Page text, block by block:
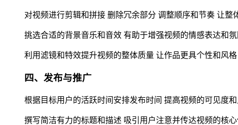
对视频进行剪辑和拼接 删除冗余部分 调整顺序和节奏 让整
挑选合适的背景音乐和音效 有助于增强视频的情感表达和
利用滤镜和特效提升视频的整体质量 让作品更具个性和风格
四、发布与推广
根据目标用户的活跃时间安排发布时间 提高视频的可见度
撰写简洁有力的标题和描述 吸引用户注意并传达视频的核